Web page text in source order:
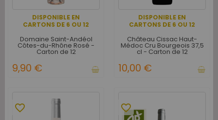
DISPONIBLE EN
CARTONS DE 6 OU 12
Domaine Saint-Andéol
Côtes-du-Rhône Rosé -
Carton de 12
9,90 €
DISPONIBLE EN
CARTONS DE 6 OU 12
Château Cissac Haut-
Médoc Cru Bourgeois 37,5
cl - Carton de 12
10,00 €
favorite_border favorite_border